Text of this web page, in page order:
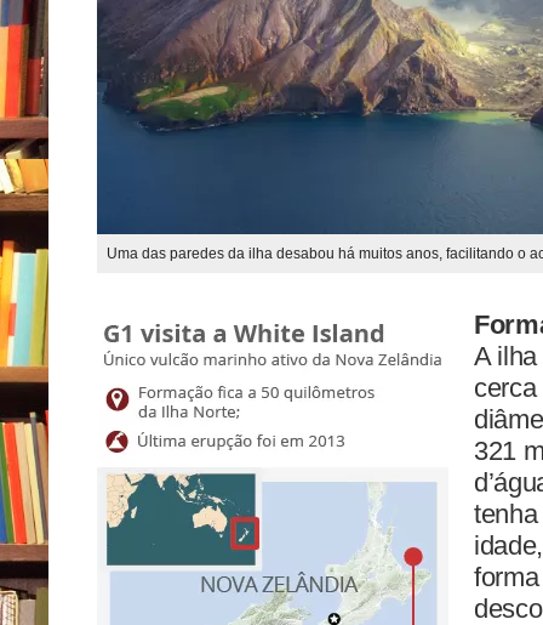
Uma das paredes da ilha desabou há muitos anos, facilitando o
A
321